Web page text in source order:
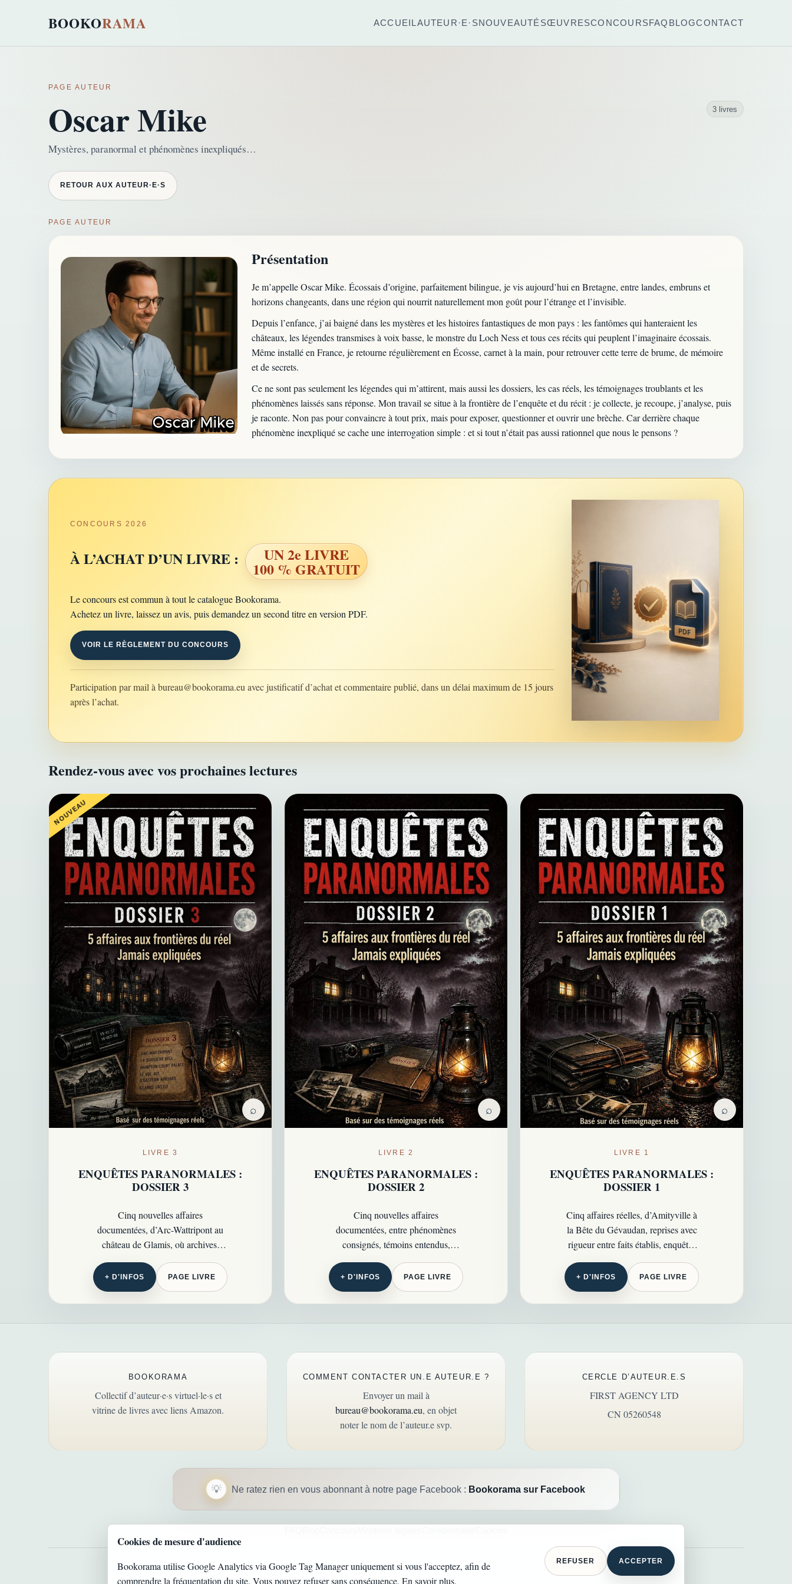
BOOKORAMA ACCUEIL AUTEUR·E·SNOUVEAUTÉSŒUVRESCONCOURSFAQ BLOGCONTACT
PAGE AUTEUR
Oscar Mike 3 livres
Mystères, paranormal et phénomènes inexpliqués…
RETOUR AUX AUTEUR·E·S
PAGE AUTEUR
Présentation
Je m’appelle Oscar Mike. Écossais d’origine, parfaitement bilingue, je vis aujourd’hui en Bretagne, entre landes, embruns et
horizons changeants, dans une région qui nourrit naturellement mon goût pour l’étrange et l’invisible.
Depuis l’enfance, j’ai baigné dans les mystères et les histoires fantastiques de mon pays : les fantômes qui hanteraient les
châteaux, les légendes transmises à voix basse, le monstre du Loch Ness et tous ces récits qui peuplent l’imaginaire écossais.
Même installé en France, je retourne régulièrement en Écosse, carnet à la main, pour retrouver cette terre de brume, de mémoire
et de secrets.
Ce ne sont pas seulement les légendes qui m’attirent, mais aussi les dossiers, les cas réels, les témoignages troublants et les
phénomènes laissés sans réponse. Mon travail se situe à la frontière de l’enquête et du récit : je collecte, je recoupe, j’analyse, puis
je raconte. Non pas pour convaincre à tout prix, mais pour exposer, questionner et ouvrir une brèche. Car derrière chaque
phénomène inexpliqué se cache une interrogation simple : et si tout n’était pas aussi rationnel que nous le pensons ?
CONCOURS 2026
À L’ACHAT D’UN LIVRE : UN 2e LIVRE
100 % GRATUIT
Le concours est commun à tout le catalogue Bookorama.
Achetez un livre, laissez un avis, puis demandez un second titre en version PDF.
VOIR LE RÈGLEMENT DU CONCOURS
Participation par mail à bureau@bookorama.eu avec justificatif d’achat et commentaire publié, dans un délai maximum de 15 jours
après l’achat.
Rendez-vous avec vos prochaines lectures
NOUVEAU
⌕
LIVRE 3
ENQUÊTES PARANORMALES :
DOSSIER 3
Cinq nouvelles affaires
documentées, d’Arc-Wattripont au
château de Glamis, où archives,
témoins officiels et zones grises
résistent encore aux explications
rationnelles.
+ D'INFOS PAGE LIVRE
⌕
LIVRE 2
ENQUÊTES PARANORMALES :
DOSSIER 2
Cinq nouvelles affaires
documentées, entre phénomènes
consignés, témoins entendus,
enquêtes poussées à leurs limites et
zones d’incertitude persistantes.
+ D'INFOS PAGE LIVRE
⌕
LIVRE 1
ENQUÊTES PARANORMALES :
DOSSIER 1
Cinq affaires réelles, d’Amityville à
la Bête du Gévaudan, reprises avec
rigueur entre faits établis, enquêtes
officielles et zones d’ombre
persistantes…
+ D'INFOS PAGE LIVRE
Cookies de mesure d'audience
Bookorama utilise Google Analytics via Google Tag Manager uniquement si vous l'acceptez, afin de
comprendre la fréquentation du site. Vous pouvez refuser sans conséquence. En savoir plus.
REFUSER ACCEPTER
BOOKORAMA
Collectif d’auteur·e·s virtuel·le·s et
vitrine de livres avec liens Amazon.
COMMENT CONTACTER UN.E AUTEUR.E ?
Envoyer un mail à
bureau@bookorama.eu, en objet
noter le nom de l’auteur.e svp.
CERCLE D’AUTEUR.E.S
FIRST AGENCY LTD
CN 05260548
Ne ratez rien en vous abonnant à notre page Facebook : Bookorama sur Facebook
©2026Bookorama.